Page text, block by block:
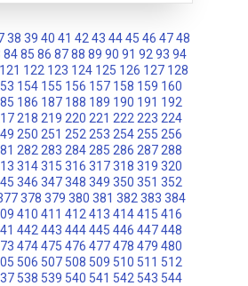
38 39 40 41 42 43 44 45 46 47 48
84 85 86 87 88 89 90 91 92 93 94
121 122 123 124 125 126 127 128
154 155 156 157 158 159 160
186 187 188 189 190 191 192
218 219 220 221 222 223 224
250 251 252 253 254 255 256
282 283 284 285 286 287 288
314 315 316 317 318 319 320
346 347 348 349 350 351 352
378 379 380 381 382 383 384
410 411 412 413 414 415 416
442 443 444 445 446 447 448
474 475 476 477 478 479 480
506 507 508 509 510 511 512
538 539 540 541 542 543 544